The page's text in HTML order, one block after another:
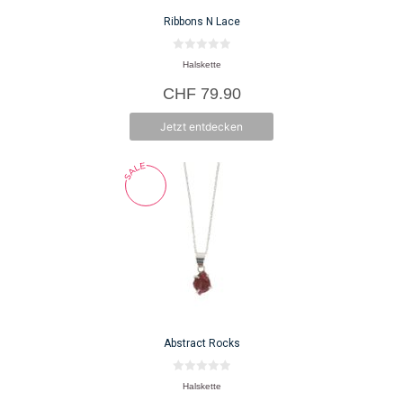
Ribbons N Lace
n
5
Halskette
CHF79.90
Jetzt entdecken
Abstract Rocks
Halskette